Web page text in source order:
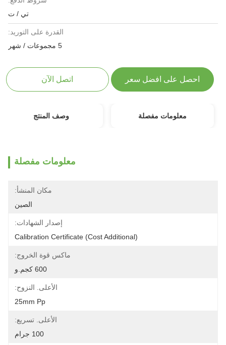
تي / ت
القدرة على التوريد:
5 مجموعات / شهر
احصل على افضل سعر اتصل الآن
معلومات مفصلة وصف المنتج
معلومات مفصلة
مكان المنشأ:
الصين
إصدار الشهادات:
Calibration Certificate (Cost Additional)
ماكس قوة الخروج:
600 كجم.و
الأعلى. النزوح:
25mm Pp
الأعلى. تسريع:
100 جرام